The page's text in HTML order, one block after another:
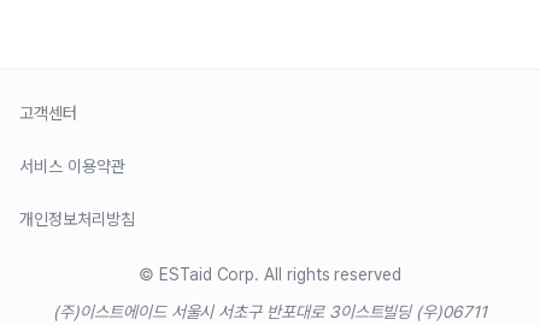
고객센터
서비스 이용약관
개인정보처리방침
© ESTaid Corp. All rights reserved
(주)이스트에이드 서울시 서초구 반포대로 3이스트빌딩 (우)06711